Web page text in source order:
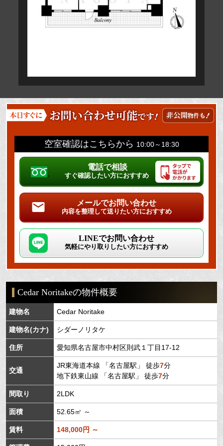
空室確認はこちらから 10:00～18:30
電話で相談
すぐ確認したい方におすすめ
メールでお問い合わせ
内容を整理して送りたい方におすすめ
LINEでお問い合わせ
気軽にやり取りしたい方におすすめ
Cedar Noritakeの物件概要
建物名 Cedar Noritake
建物名(カナ) シダーノリタケ
住所 愛知県名古屋市中村区則武１丁目17-12
交通
JR東海道本線 「名古屋駅 」 徒歩7分
地下鉄東山線 「名古屋駅 」 徒歩7分
間取り 2LDK
面積 52.65㎡ ～
賃料 148,000円 ～